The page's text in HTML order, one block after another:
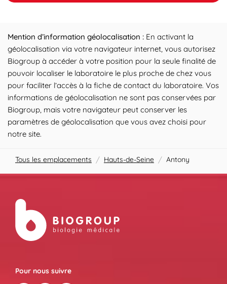
Mention d’information géolocalisation : En activant la
géolocalisation via votre navigateur internet, vous autorisez
Biogroup à accéder à votre position pour la seule finalité de
pouvoir localiser le laboratoire le plus proche de chez vous
pour faciliter l’accès à la fiche de contact du laboratoire. Vos
informations de géolocalisation ne sont pas conservées par
Biogroup, mais votre navigateur peut conserver les
paramètres de géolocalisation que vous avez choisi pour
notre site.
Tous les emplacements / Hauts-de-Seine / Antony
Pour nous suivre